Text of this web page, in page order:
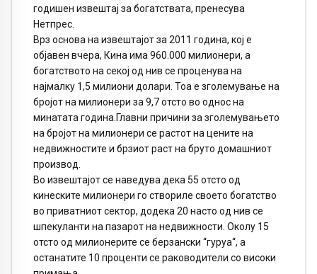
годишен извештај за богатствата, пренесува
Нетпрес.
Врз основа на извештајот за 2011 година, кој е
објавен вчера, Кина има 960.000 милионери, а
богатството на секој од нив се проценува на
најмалку 1,5 милиони долари. Тоа е зголемување на
бројот на милионери за 9,7 отсто во однос на
минатата година.Главни причини за зголемувањето
на бројот на милионери се растот на цените на
недвижностите и брзиот раст на бруто домашниот
производ.
Во извештајот се наведува дека 55 отсто од
кинеските милионери го створиле своето богатство
во приватниот сектор, додека 20 насто од нив се
шпекуланти на пазарот на недвижности. Околу 15
отсто од милионерите се берзански “гуруа“, а
останатите 10 проценти се раководители со високи